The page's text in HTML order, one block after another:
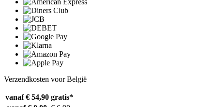
Verzendkosten voor België
vanaf € 54,90 gratis*